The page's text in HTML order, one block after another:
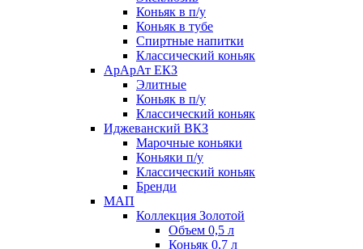
Коньяк в п/у
Коньяк в тубе
Спиртные напитки
Классический коньяк
АрАрАт ЕКЗ
Элитные
Коньяк в п/у
Классический коньяк
Иджеванский ВКЗ
Марочные коньяки
Коньяки п/у
Классический коньяк
Бренди
МАП
Коллекция Золотой
Объем 0,5 л
Коньяк 0,7 л